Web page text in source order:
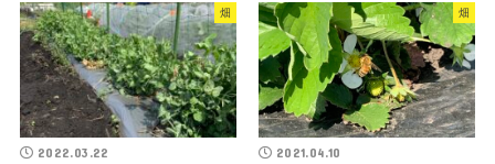
畑
2022.03.22
畑
2021.04.10